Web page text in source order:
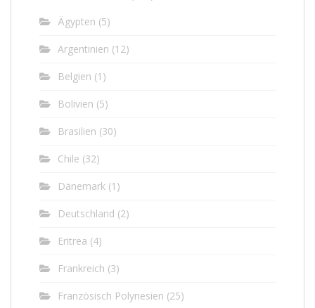
Ägypten (5)
Argentinien (12)
Belgien (1)
Bolivien (5)
Brasilien (30)
Chile (32)
Dänemark (1)
Deutschland (2)
Eritrea (4)
Frankreich (3)
Französisch Polynesien (25)